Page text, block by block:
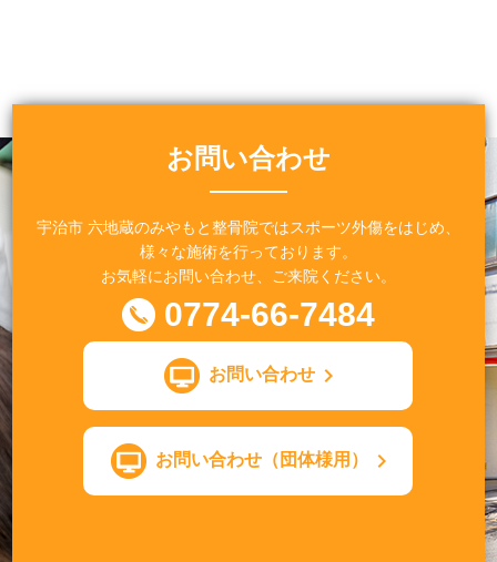
お問い合わせ
宇治市 六地蔵のみやもと整骨院ではスポーツ外傷をはじめ、
様々な施術を行っております。
お気軽にお問い合わせ、ご来院ください。
0774-66-7484
お問い合わせ
お問い合わせ（団体様用）